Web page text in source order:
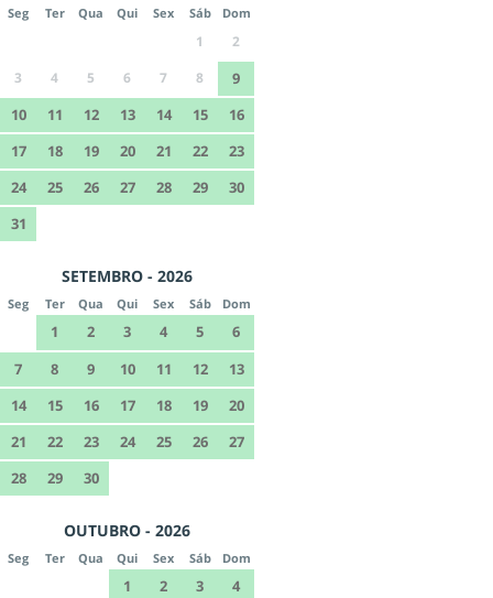
Seg Ter Qua Qui Sex Sáb Dom
1
2
3
4 5 6 7 8
9
10
11 12 13 14 15
16
17
18 19 20 21 22
23
24
25 26 27 28 29
30
31
SETEMBRO - 2026
Seg Ter Qua Qui Sex Sáb Dom
1 2 3 4 5
6
7
8 9 10 11 12
13
14
15 16 17 18 19
20
21
22 23 24 25 26
27
28
29 30
OUTUBRO - 2026
Seg Ter Qua Qui Sex Sáb Dom
1 2 3 4